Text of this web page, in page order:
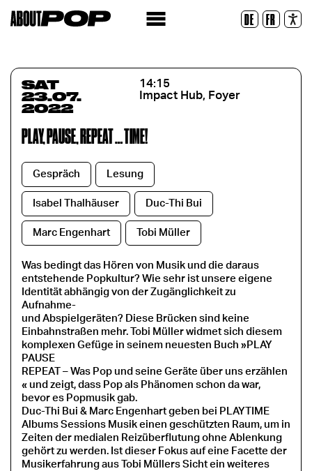
DE FR
SAT
23.07.
2022
14:15
Impact Hub, Foyer
PLAY, PAUSE, REPEAT … TIME!
Gespräch Lesung
Isabel Thalhäuser Duc-Thi Bui
Marc Engenhart Tobi Müller
Was bedingt das Hören von Musik und die daraus
entstehende Popkultur? Wie sehr ist unsere eigene
Identität abhängig von der Zugänglichkeit zu
Aufnahme-
und Abspielgeräten? Diese Brücken sind keine
Einbahnstraßen mehr. Tobi Müller widmet sich diesem
komplexen Gefüge in seinem neuesten Buch »PLAY
PAUSE
REPEAT
– Was Pop und seine Geräte über uns erzählen
« und zeigt, dass Pop als Phänomen schon da war,
bevor es Popmusik gab.
Duc-Thi Bui & Marc Engenhart geben bei PLAYTIME
Albums Sessions Musik einen geschützten Raum, um in
Zeiten der medialen Reizüberflutung ohne Ablenkung
gehört zu werden. Ist dieser Fokus auf eine Facette der
Musikerfahrung aus Tobi Müllers Sicht ein weiteres